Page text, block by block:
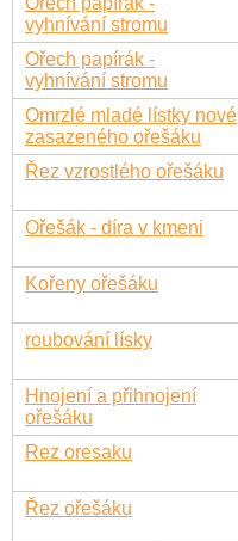
vyhnívání stromu
Ořech papírák -
vyhnívání stromu
Omrzlé mladé lístky nové
zasazeného ořešáku
Řez vzrostlého ořešáku
Ořešák - díra v kmeni
Kořeny ořešáku
roubování lísky
Hnojení a přihnojení
ořešáku
Rez oresaku
Řez ořešáku